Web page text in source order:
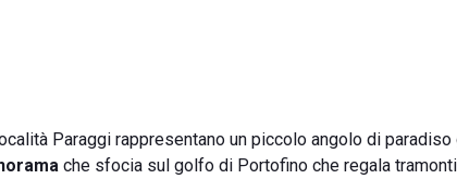
Paraggi rappresentano un piccolo angolo di paradiso
che sfocia sul golfo di Portofino che regala